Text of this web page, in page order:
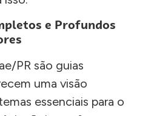
e Profundos
PR são guias
uma visão
essenciais para o